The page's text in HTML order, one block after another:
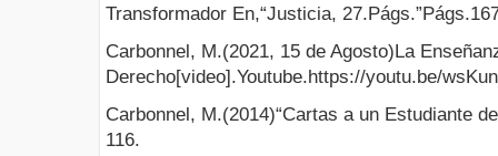
Transformador En,“Justicia,
Carbonnel, M.(2021, 15 de Agosto)La
Derecho[video].Youtube.https://youtu.be/
Carbonnel, M.(2014)“Cartas a un Estudiante
116.